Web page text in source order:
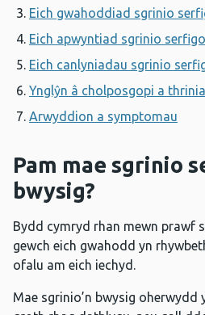
Eich gwahoddiad sgrinio
Eich apwyntiad sgrinio
Eich canlyniadau sgrinio
Ynglŷn â cholposgopi a
Arwyddion a symptomau
Pam mae sgrinio
bwysig?
Bydd cymryd rhan mewn prawf
gewch eich gwahodd yn
ofalu am eich iechyd.
Mae sgrinio’n bwysig oherwydd